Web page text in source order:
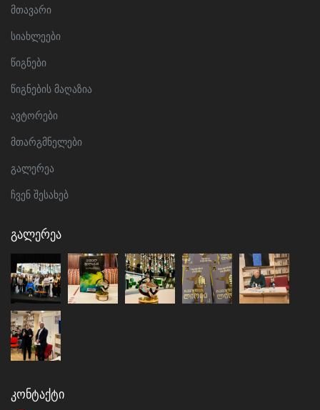
მთავარი
სიახლეები
წიგნები
წიგნების მაღაზია
ავტორები
მთარგმნელები
გალერეა
ჩვენ შესახებ
Გალერეა
Კონტაქტი